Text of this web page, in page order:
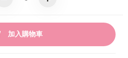
加入購物車